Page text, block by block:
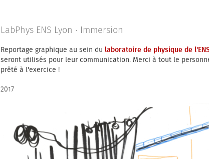
LabPhys ENS Lyon · Immersion
Reportage graphique au sein du laboratoire de physique de
seront utilisés pour leur communication. Merci à tout le
prêté à l'exercice !
2017